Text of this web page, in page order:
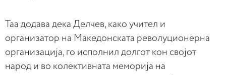
Таа додава дека Делчев, како учител и
организатор на Македонската револуционерна
организација, го исполнил долгот кон својот
народ и во колективната меморија на